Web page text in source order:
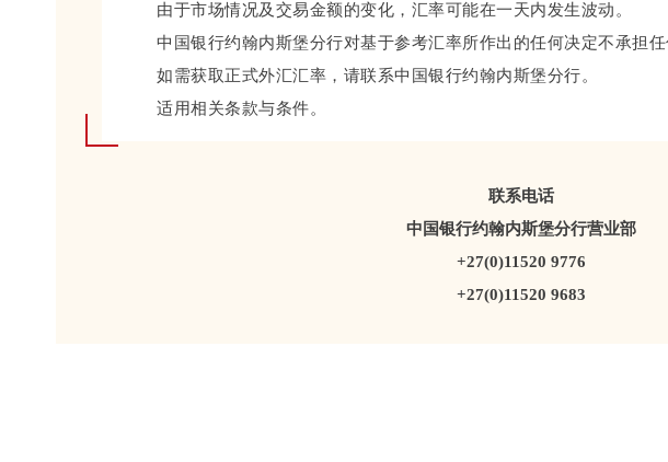
由于市场情况及交易金额的变化，汇率可能在一天内发生波动。
中国银行约翰内斯堡分行对基于参考汇率所作出的任何决定不承担任
如需获取正式外汇汇率，请联系中国银行约翰内斯堡分行。
适用相关条款与条件。
联系电话
中国银行约翰内斯堡分行营业部
+27(0)11520 9776
+27(0)11520 9683